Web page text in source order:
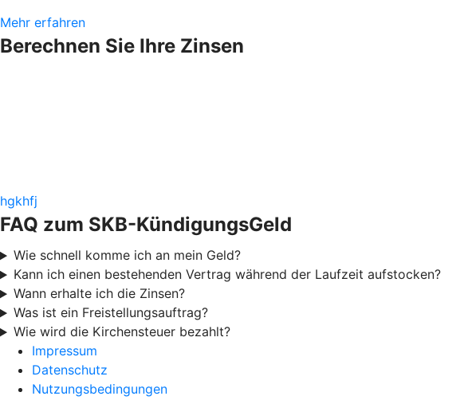
Mehr erfahren
Berechnen Sie Ihre Zinsen
hgkhfj
FAQ zum SKB-KündigungsGeld
Wie schnell komme ich an mein Geld?
Kann ich einen bestehenden Vertrag während der Laufzeit aufstocken?
Wann erhalte ich die Zinsen?
Was ist ein Freistellungsauftrag?
Wie wird die Kirchensteuer bezahlt?
Impressum
Datenschutz
Nutzungsbedingungen